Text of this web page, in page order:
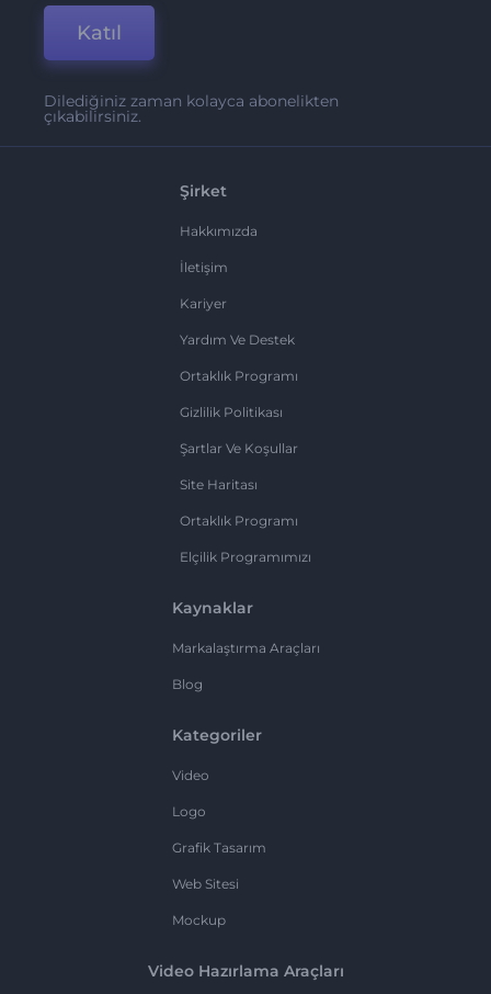
Katıl
Dilediğiniz zaman kolayca abonelikten
çıkabilirsiniz.
Şirket
Hakkımızda
İletişim
Kariyer
Yardım Ve Destek
Ortaklık Programı
Gizlilik Politikası
Şartlar Ve Koşullar
Site Haritası
Ortaklık Programı
Elçilik Programımızı
Kaynaklar
Markalaştırma Araçları
Blog
Kategoriler
Video
Logo
Grafik Tasarım
Web Sitesi
Mockup
Video Hazırlama Araçları